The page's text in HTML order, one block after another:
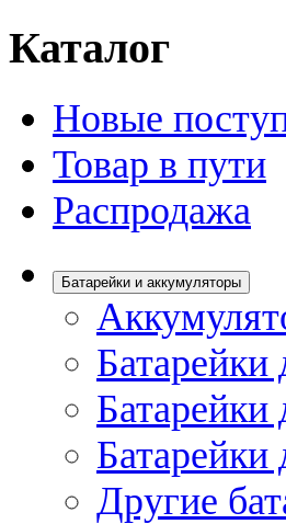
Каталог
Новые
Товар в пути
Распродажа
Батарейки и аккумуляторы
Батарейки
Батарейки
Батарейки
Другие